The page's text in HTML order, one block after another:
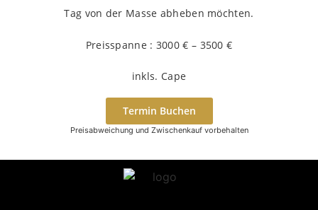
Tag von der Masse abheben möchten.
Preisspanne : 3000 € – 3500 €
inkls. Cape
Termin Buchen
Preisabweichung und Zwischenkauf vorbehalten